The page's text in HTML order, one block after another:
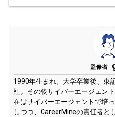
監修者
1990年生まれ。大学卒業後、東
社。その後サイバーエージェン
在はサイバーエージェントで培
しつつ、CareerMineの責任者と